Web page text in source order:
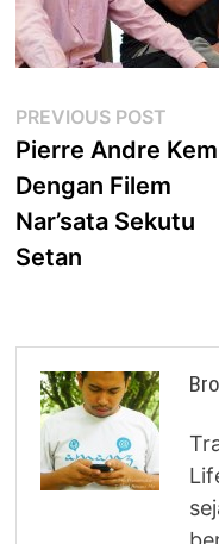
Post
navigation
PREVIOUS POST
post:
Pierre Andre
Dengan Filem
Nar’sata Sekutu
Setan